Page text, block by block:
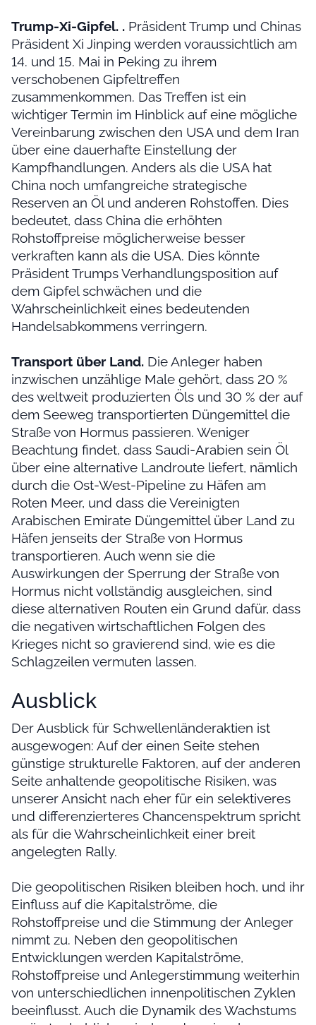
Trump-Xi-Gipfel. . Präsident Trump und Chinas
Präsident Xi Jinping werden voraussichtlich am
14. und 15. Mai in Peking zu ihrem
verschobenen Gipfeltreffen
zusammenkommen. Das Treffen ist ein
wichtiger Termin im Hinblick auf eine mögliche
Vereinbarung zwischen den USA und dem Iran
über eine dauerhafte Einstellung der
Kampfhandlungen. Anders als die USA hat
China noch umfangreiche strategische
Reserven an Öl und anderen Rohstoffen. Dies
bedeutet, dass China die erhöhten
Rohstoffpreise möglicherweise besser
verkraften kann als die USA. Dies könnte
Präsident Trumps Verhandlungsposition auf
dem Gipfel schwächen und die
Wahrscheinlichkeit eines bedeutenden
Handelsabkommens verringern.
Transport über Land. Die Anleger haben
inzwischen unzählige Male gehört, dass 20 %
des weltweit produzierten Öls und 30 % der auf
dem Seeweg transportierten Düngemittel die
Straße von Hormus passieren. Weniger
Beachtung findet, dass Saudi-Arabien sein Öl
über eine alternative Landroute liefert, nämlich
durch die Ost-West-Pipeline zu Häfen am
Roten Meer, und dass die Vereinigten
Arabischen Emirate Düngemittel über Land zu
Häfen jenseits der Straße von Hormus
transportieren. Auch wenn sie die
Auswirkungen der Sperrung der Straße von
Hormus nicht vollständig ausgleichen, sind
diese alternativen Routen ein Grund dafür, dass
die negativen wirtschaftlichen Folgen des
Krieges nicht so gravierend sind, wie es die
Schlagzeilen vermuten lassen.
Ausblick
Der Ausblick für Schwellenländeraktien ist
ausgewogen: Auf der einen Seite stehen
günstige strukturelle Faktoren, auf der anderen
Seite anhaltende geopolitische Risiken, was
unserer Ansicht nach eher für ein selektiveres
und differenzierteres Chancenspektrum spricht
als für die Wahrscheinlichkeit einer breit
angelegten Rally.
Die geopolitischen Risiken bleiben hoch, und ihr
Einfluss auf die Kapitalströme, die
Rohstoffpreise und die Stimmung der Anleger
nimmt zu. Neben den geopolitischen
Entwicklungen werden Kapitalströme,
Rohstoffpreise und Anlegerstimmung weiterhin
von unterschiedlichen innenpolitischen Zyklen
beeinflusst. Auch die Dynamik des Wachstums